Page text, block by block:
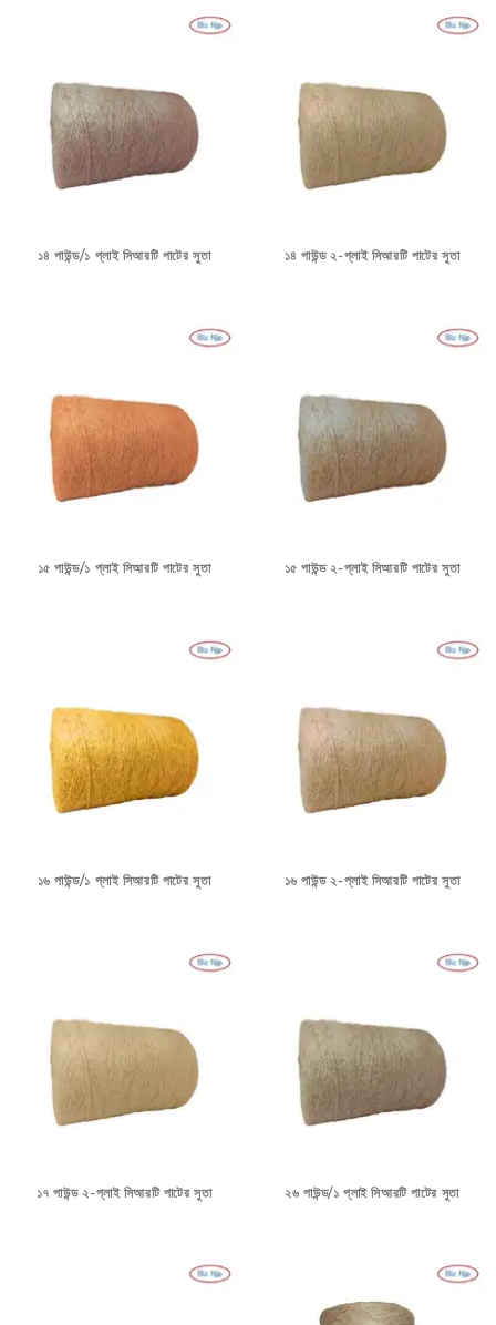
১৪ পাউন্ড/১ প্লাই সিআরটি পাটের সুতা ১৪ পাউন্ড ২-প্লাই সিআরটি পাটের সুতা
১৫ পাউন্ড/১ প্লাই সিআরটি পাটের সুতা ১৫ পাউন্ড ২-প্লাই সিআরটি পাটের সুতা
১৬ পাউন্ড/১ প্লাই সিআরটি পাটের সুতা ১৬ পাউন্ড ২-প্লাই সিআরটি পাটের সুতা
১৭ পাউন্ড ২-প্লাই সিআরটি পাটের সুতা ২৬ পাউন্ড/১ প্লাই সিআরটি পাটের সুতা